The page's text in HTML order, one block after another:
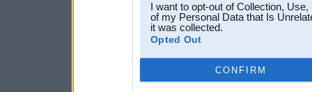
I want to opt-out of Collection,
of my Personal Data that Is
it was collected.
Opted Out
CONFIRM